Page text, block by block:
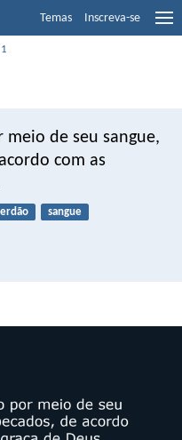
Temas Inscreva-se
1
meio de seu sangue,
com as
sangue